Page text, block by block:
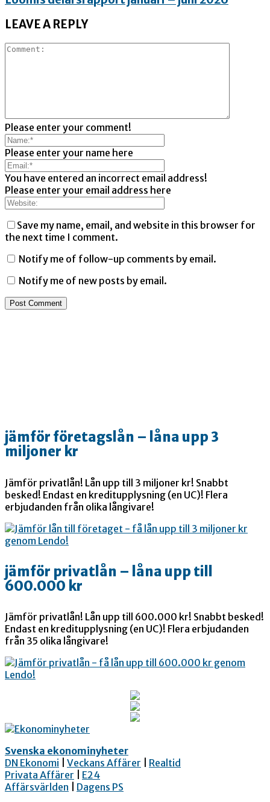
LEAVE A REPLY
Please enter your comment!
Please enter your name here
You have entered an incorrect email address!
Please enter your email address here
Save my name, email, and website in this browser for
the next time I comment.
Notify me of follow-up comments by email.
Notify me of new posts by email.
jämför företagslån – låna upp 3
miljoner kr
Jämför privatlån! Lån upp till 3 miljoner kr! Snabbt
besked! Endast en kreditupplysning (en UC)! Flera
erbjudanden från olika långivare!
jämför privatlån – låna upp till
600.000 kr
Jämför privatlån! Lån upp till 600.000 kr! Snabbt besked!
Endast en kreditupplysning (en UC)! Flera erbjudanden
från 35 olika långivare!
Svenska ekonominyheter
DN Ekonomi
Veckans Affärer
Realtid
Privata Affärer
E24
Affärsvärlden
Dagens PS